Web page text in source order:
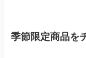
季節限定商品を